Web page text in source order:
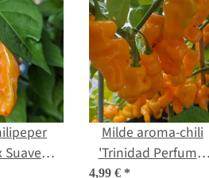
Suave
Milde aroma-chili
'Trinidad Perfume'
(Capsicum chinense )
4,99 € *